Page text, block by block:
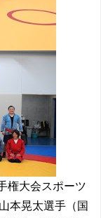
権大会スポーツ
本晃太選手（国